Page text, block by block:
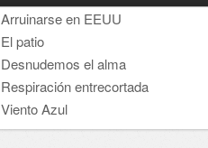
Arruinarse en EEUU
El patio
Desnudemos el alma
Respiración entrecortada
Viento Azul